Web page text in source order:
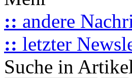
:: andere
:: letzter
Suche in